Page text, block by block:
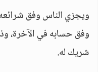
ويجزي الناس وفق شرائعه
وفق حسابه في الآخرة،
شريك له.